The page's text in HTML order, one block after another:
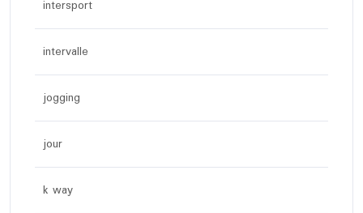
intersport
intervalle
jogging
jour
k way